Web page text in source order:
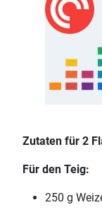
Zutaten für 2
Für den Teig:
250 g